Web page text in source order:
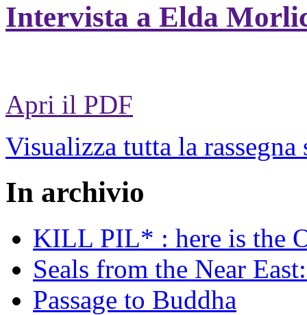
Intervista a Elda
Apri il PDF
Visualizza tutta la rassegna
In archivio
KILL PIL* : here is the
Seals from the Near
Passage to Buddha